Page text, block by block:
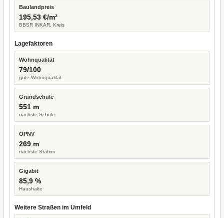
Baulandpreis
195,53 €/m²
BBSR INKAR, Kreis
Lagefaktoren
Wohnqualität
79/100
gute Wohnqualität
Grundschule
551 m
nächste Schule
ÖPNV
269 m
nächste Station
Gigabit
85,9 %
Haushalte
Weitere Straßen im Umfeld